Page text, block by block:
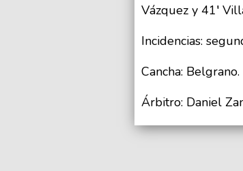
Vázquez y 41′
Incidencias:
Cancha: Belgrano.
Árbitro: Daniel